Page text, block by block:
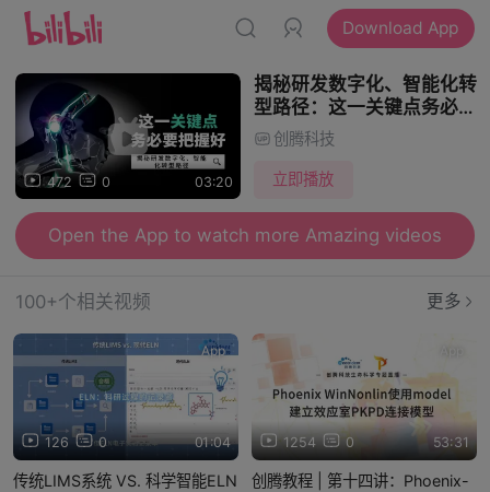
Download App
472 0 03:20
揭秘研发数字化、智能化转
型路径：这一关键点务必要
把握好！
创腾科技
立即播放
Open the App to watch more Amazing videos
100+个相关视频 更多
126 0 01:04
App
传统LIMS系统 VS. 科学智能ELN
1254 0 53:31
创腾教程 | 第十四讲：Phoenix-